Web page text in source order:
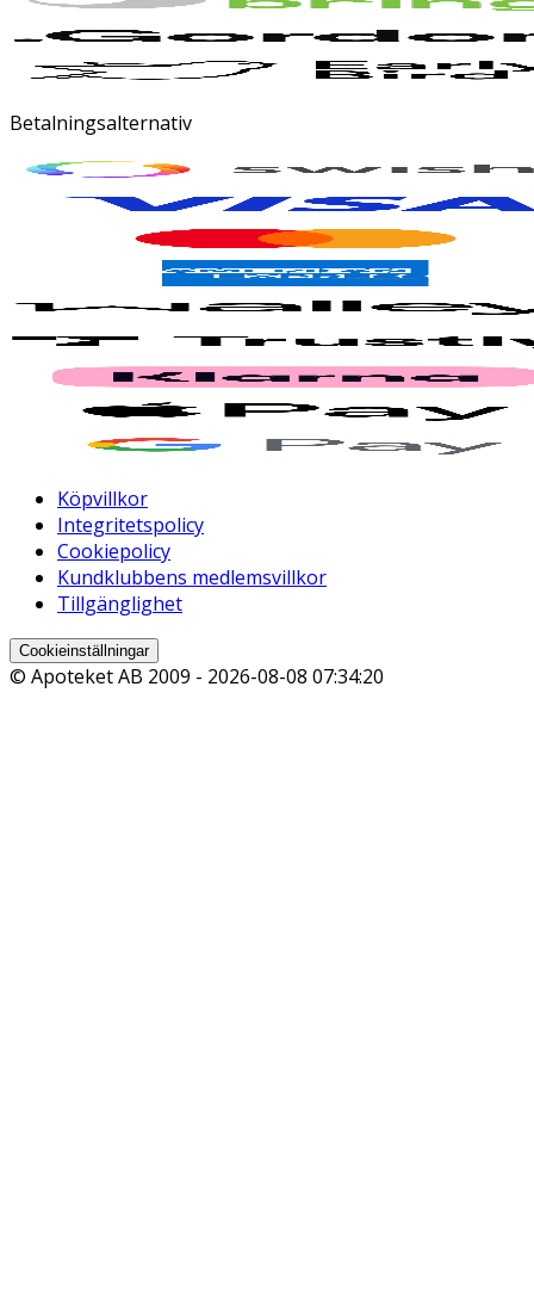
Betalningsalternativ
Köpvillkor
Integritetspolicy
Cookiepolicy
Kundklubbens medlemsvillkor
Tillgänglighet
Cookieinställningar
© Apoteket AB 2009 - 2026-08-08 07:34:20